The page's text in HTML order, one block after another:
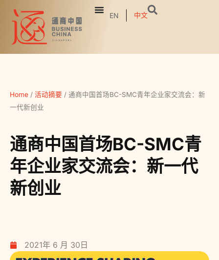
EN 中文
Home / 活动摘要 / 通商中国首场BC-SMC青年企业家交流会：新
一代新创业
通商中国首场BC-SMC青
年企业家交流会：新一代
新创业
2021年 6 月 30日